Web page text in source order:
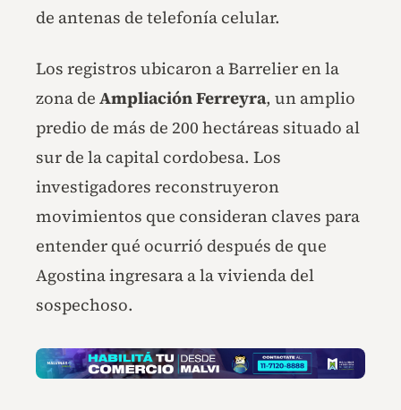
de antenas de telefonía celular.
Los registros ubicaron a Barrelier en la
zona de Ampliación Ferreyra, un amplio
predio de más de 200 hectáreas situado al
sur de la capital cordobesa. Los
investigadores reconstruyeron
movimientos que consideran claves para
entender qué ocurrió después de que
Agostina ingresara a la vivienda del
sospechoso.